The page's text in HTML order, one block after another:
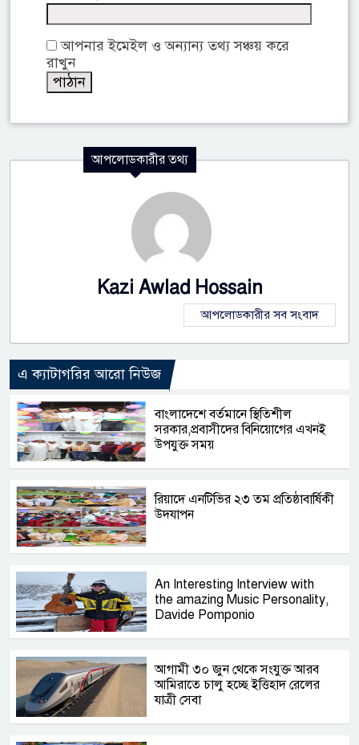
আপনার ইমেইল ও অন্যান্য তথ্য সঞ্চয় করে
রাখুন
আপলোডকারীর তথ্য
Kazi Awlad Hossain
আপলোডকারীর সব সংবাদ
এ ক্যাটাগরির আরো নিউজ
বাংলাদেশে বর্তমানে স্থিতিশীল
সরকার,প্রবাসীদের বিনিয়োগের এখনই
উপযুক্ত সময়
রিয়াদে এনটিভির ২৩ তম প্রতিষ্ঠাবার্ষিকী
উদযাপন
An Interesting Interview with
the amazing Music Personality,
Davide Pomponio
আগামী ৩০ জুন থেকে সংযুক্ত আরব
আমিরাতে চালু হচ্ছে ইত্তিহাদ রেলের
যাত্রী সেবা